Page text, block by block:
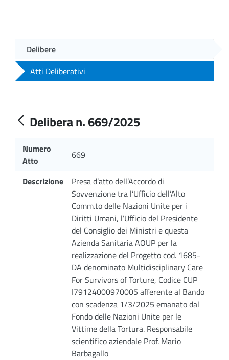
Delibere
Atti Deliberativi
Delibera n. 669/2025
Numero
Atto
669
Descrizione
Presa d’atto dell’Accordo di
Sovvenzione tra l’Ufficio dell’Alto
Comm.to delle Nazioni Unite per i
Diritti Umani, l’Ufficio del Presidente
del Consiglio dei Ministri e questa
Azienda Sanitaria AOUP per la
realizzazione del Progetto cod. 1685-
DA denominato Multidisciplinary Care
For Survivors of Torture, Codice CUP
I79124000970005 afferente al Bando
con scadenza 1/3/2025 emanato dal
Fondo delle Nazioni Unite per le
Vittime della Tortura. Responsabile
scientifico aziendale Prof. Mario
Barbagallo